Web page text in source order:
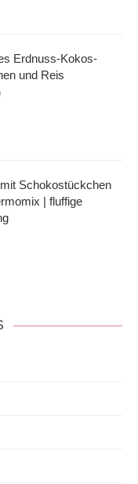
Erdnuss-Kokos-
und Reis
Schokostückchen
| fluffige